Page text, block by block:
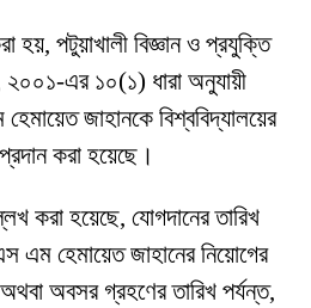
হয়, পটুয়াখালী বিজ্ঞান ও প্রযুক্তি
২০০১-এর ১০(১) ধারা অনুযায়ী
জাহানকে বিশ্ববিদ্যালয়ের
করা হয়েছে।
করা হয়েছে, যোগদানের তারিখ
হেমায়েত জাহানের নিয়োগের
অবসর গ্রহণের তারিখ পর্যন্ত,